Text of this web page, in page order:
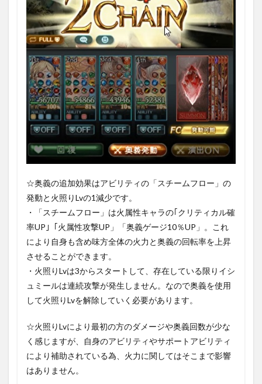
☆奥義の追加効果はアビリティの「スチームフロー」の
発動と火照りLvの1減少です。
・「スチームフロー」は火属性キャラの｢クリティカル確
率UP｣「火属性攻撃UP」「奥義ゲージ10％UP」。これ
により自身も含め味方全体の火力と奥義の回転率を上昇
させることができます。
・火照りLvは3からスタートして、存在している限りイシ
ュミールは連続攻撃が発生しません。なので奥義を使用
して火照りLvを解除していく必要があります。
☆火照りLvにより最初の方のダメージや奥義回数が少な
く感じますが、自身のアビリティやサポートアビリティ
により補助されている為、火力に関してはそこまで影響
はありません。